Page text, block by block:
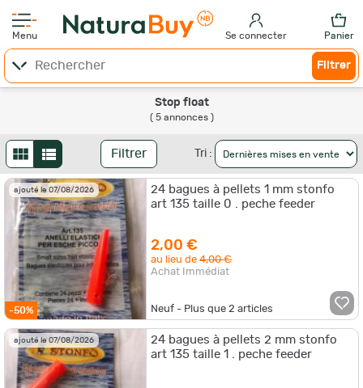
Menu Se connecter Panier
Filtrer
Stop float
( 5 annonces )
Filtrer Tri :
ajouté le 07/08/2026
-50%
24 bagues à pellets 1 mm stonfo
art 135 taille 0 . peche feeder
2,00 €
au lieu de4,00 €
Achat Immédiat
Neuf - Plus que2 articles
ajouté le 07/08/2026
24 bagues à pellets 2 mm stonfo
art 135 taille 1 . peche feeder